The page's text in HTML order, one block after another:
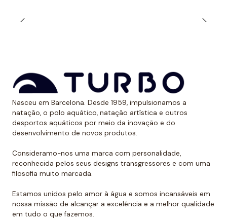
Nasceu em Barcelona. Desde 1959, impulsionamos a
natação, o polo aquático, natação artística e outros
desportos aquáticos por meio da inovação e do
desenvolvimento de novos produtos.
Consideramo-nos uma marca com personalidade,
reconhecida pelos seus designs transgressores e com uma
filosofia muito marcada.
Estamos unidos pelo amor à água e somos incansáveis em
nossa missão de alcançar a excelência e a melhor qualidade
em tudo o que fazemos.